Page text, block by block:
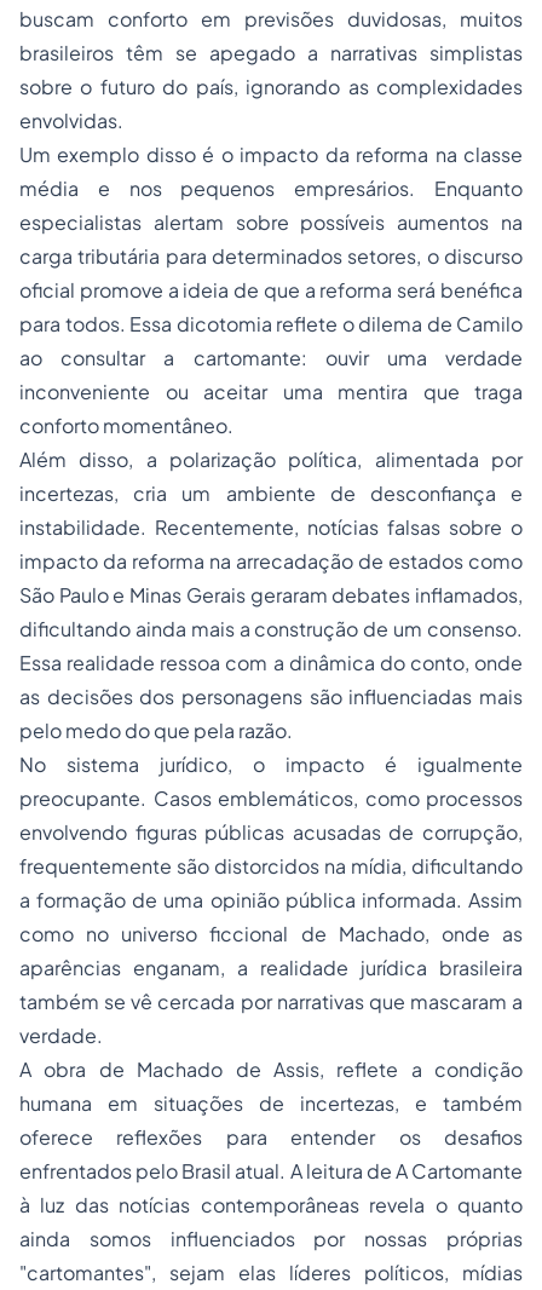
buscam conforto em previsões duvidosas, muitos
brasileiros têm se apegado a narrativas simplistas
sobre o futuro do país, ignorando as complexidades
envolvidas.
Um exemplo disso é o impacto da reforma na classe
média e nos pequenos empresários. Enquanto
especialistas alertam sobre possíveis aumentos na
carga tributária para determinados setores, o discurso
oficial promove a ideia de que a reforma será benéfica
para todos. Essa dicotomia reflete o dilema de Camilo
ao consultar a cartomante: ouvir uma verdade
inconveniente ou aceitar uma mentira que traga
conforto momentâneo.
Além disso, a polarização política, alimentada por
incertezas, cria um ambiente de desconfiança e
instabilidade. Recentemente, notícias falsas sobre o
impacto da reforma na arrecadação de estados como
São Paulo e Minas Gerais geraram debates inflamados,
dificultando ainda mais a construção de um consenso.
Essa realidade ressoa com a dinâmica do conto, onde
as decisões dos personagens são influenciadas mais
pelo medo do que pela razão.
No sistema jurídico, o impacto é igualmente
preocupante. Casos emblemáticos, como processos
envolvendo figuras públicas acusadas de corrupção,
frequentemente são distorcidos na mídia, dificultando
a formação de uma opinião pública informada. Assim
como no universo ficcional de Machado, onde as
aparências enganam, a realidade jurídica brasileira
também se vê cercada por narrativas que mascaram a
verdade.
A obra de Machado de Assis, reflete a condição
humana em situações de incertezas, e também
oferece reflexões para entender os desafios
enfrentados pelo Brasil atual. A leitura deA Cartomante
à luz das notícias contemporâneas revela o quanto
ainda somos influenciados por nossas próprias
"cartomantes", sejam elas líderes políticos, mídias